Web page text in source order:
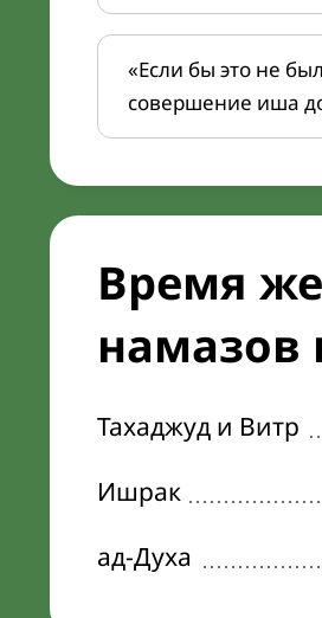
«Если бы это не
совершение иша
Время
намазов
Тахаджуд и Витр
Ишрак
ад-Духа